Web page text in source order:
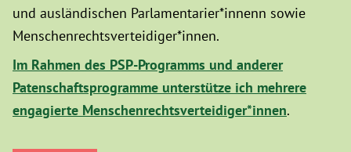
und ausländischen Parlamentarier*innenn sowie
Menschenrechtsverteidiger*innen.
Im Rahmen des PSP-Programms und anderer
Patenschaftsprogramme unterstütze ich mehrere
engagierte Menschenrechtsverteidiger*innen.